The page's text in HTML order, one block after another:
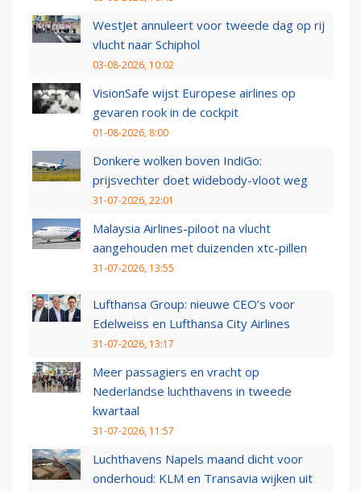
WestJet annuleert voor tweede dag op rij
vlucht naar Schiphol
03-08-2026, 10:02
VisionSafe wijst Europese airlines op
gevaren rook in de cockpit
01-08-2026, 8:00
Donkere wolken boven IndiGo:
prijsvechter doet widebody-vloot weg
31-07-2026, 22:01
Malaysia Airlines-piloot na vlucht
aangehouden met duizenden xtc-pillen
31-07-2026, 13:55
Lufthansa Group: nieuwe CEO’s voor
Edelweiss en Lufthansa City Airlines
31-07-2026, 13:17
Meer passagiers en vracht op
Nederlandse luchthavens in tweede
kwartaal
31-07-2026, 11:57
Luchthavens Napels maand dicht voor
onderhoud: KLM en Transavia wijken uit